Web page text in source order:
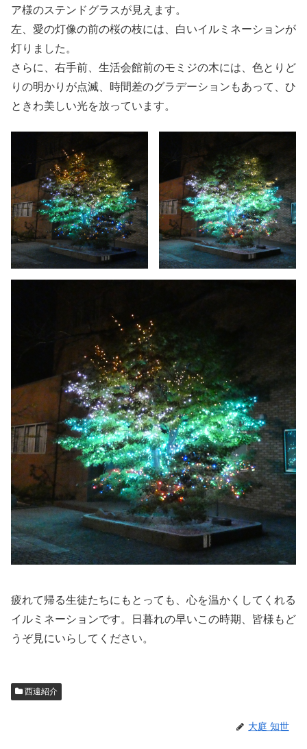
ア様のステンドグラスが見えます。
左、愛の灯像の前の桜の枝には、白いイルミネーションが
灯りました。
さらに、右手前、生活会館前のモミジの木には、色とりど
りの明かりが点滅、時間差のグラデーションもあって、ひ
ときわ美しい光を放っています。
疲れて帰る生徒たちにもとっても、心を温かくしてくれる
イルミネーションです。日暮れの早いこの時期、皆様もど
うぞ見にいらしてください。
西遠紹介
大庭 知世